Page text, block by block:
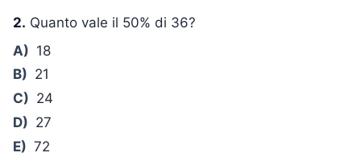
2. Quanto vale il 50% di 36?
A) 18
B) 21
C) 24
D) 27
E) 72